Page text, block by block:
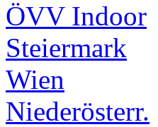
ÖVV Indoor
Steiermark
Wien
Niederösterr.